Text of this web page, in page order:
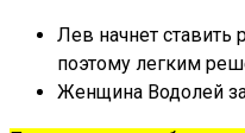
Лев начнет ставить
поэтому легким
Женщина Водолей